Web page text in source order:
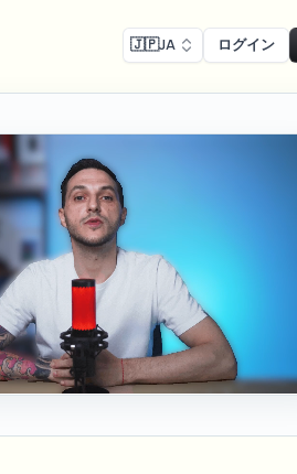
Face swap
顔交換 - 画像
Swap faces in images
顔交換 - 動画
Swap faces in video
AI Video Object
Remover
NEW
Remove objects with scene fill
を大規模に
画のぼかし
redaction
イアンスぼかし
redaction
ンタビューぼかし
privacy
ぼかし
🇯🇵JA ログイン